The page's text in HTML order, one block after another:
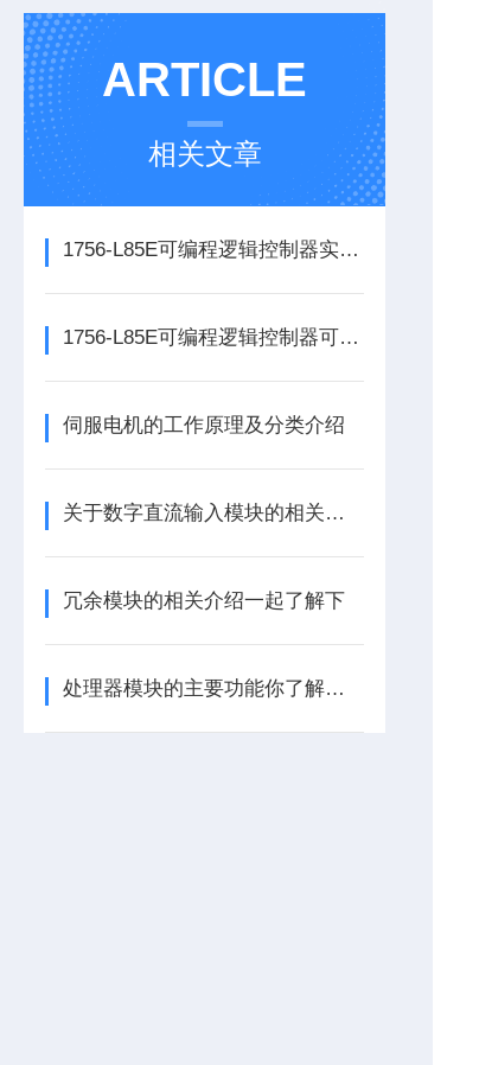
ARTICLE
相关文章
1756-L85E可编程逻辑控制器实操应用常见问题分析及解决方法探讨
1756-L85E可编程逻辑控制器可满足多行业自动化精准控制需求
伺服电机的工作原理及分类介绍
关于数字直流输入模块的相关介绍
冗余模块的相关介绍一起了解下
处理器模块的主要功能你了解多少呢